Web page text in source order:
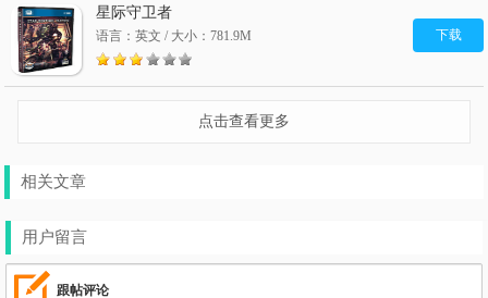
星际守卫者
语言：英文 / 大小：781.9M 下载
点击查看更多
相关文章
用户留言
跟帖评论